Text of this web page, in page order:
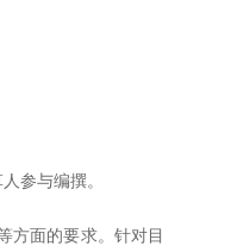
参与编撰。
方面的要求。针对目